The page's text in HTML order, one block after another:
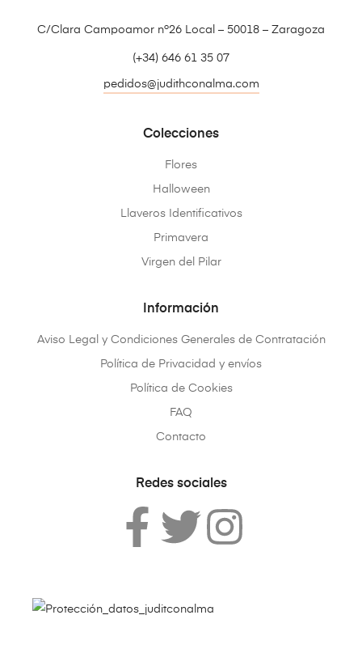
C/Clara Campoamor nº26 Local – 50018 – Zaragoza
(+34) 646 61 35 07
pedidos@judithconalma.com
Colecciones
Flores
Halloween
Llaveros Identificativos
Primavera
Virgen del Pilar
Información
Aviso Legal y Condiciones Generales de Contratación
Política de Privacidad y envíos
Política de Cookies
FAQ
Contacto
Redes sociales